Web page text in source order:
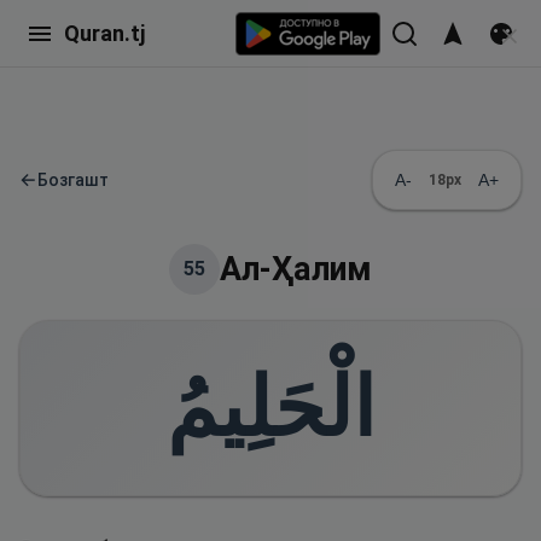
Quran.tj
←Бозгашт A- 18px A+
55 Ал-Ҳалим
الْحَلِيمُ